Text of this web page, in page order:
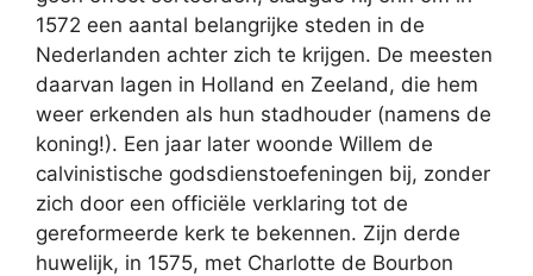
1572 een aantal belangrijke steden in de
Nederlanden achter zich te krijgen. De meesten
daarvan lagen in Holland en Zeeland, die hem
weer erkenden als hun stadhouder (namens de
koning!). Een jaar later woonde Willem de
calvinistische godsdienstoefeningen bij, zonder
zich door een officiële verklaring tot de
gereformeerde kerk te bekennen. Zijn derde
huwelijk, in 1575, met Charlotte de Bourbon